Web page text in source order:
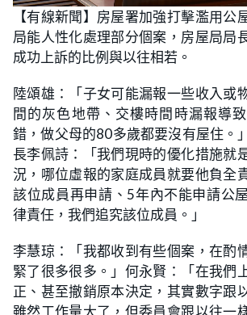
n
m
t
e
o
a
d
e
d
:
4
7
4
%
【有線新聞】房屋署加強打擊濫用公
局能人性化處理部分個案，房屋局局
成功上訴的比例與以往相若。
陸頌雄：「子女可能漏報一些收入或
間的灰色地帶、交樓時間時漏報導
錯，做父母的80多歲都要沒有屋住。
長李佩詩：「我們現時的優化措施就
況，哪位虛報的家庭成員就要他負全
該位成員再申請、5年內不能申請公
律責任，我們追究該位成員。」
李慧琼：「我都收到有些個案，在酌
緊了很多很多。」何永賢：「在我們
正、甚至撤銷原本決定，其實數字跟
雖然工作量大了，但委員會跟以往一